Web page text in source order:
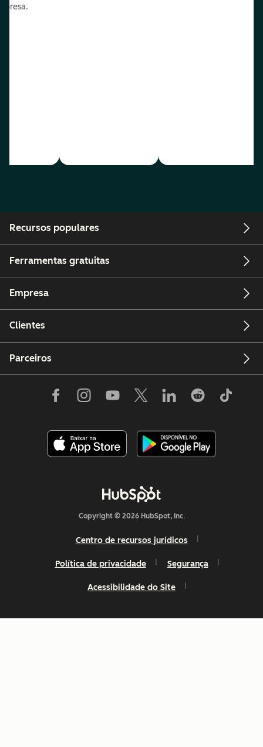
Recursos populares
Ferramentas gratuitas
Empresa
Clientes
Parceiros
Copyright © 2026 HubSpot, Inc.
Centro de recursos jurídicos
Política de privacidade Segurança
Acessibilidade do Site